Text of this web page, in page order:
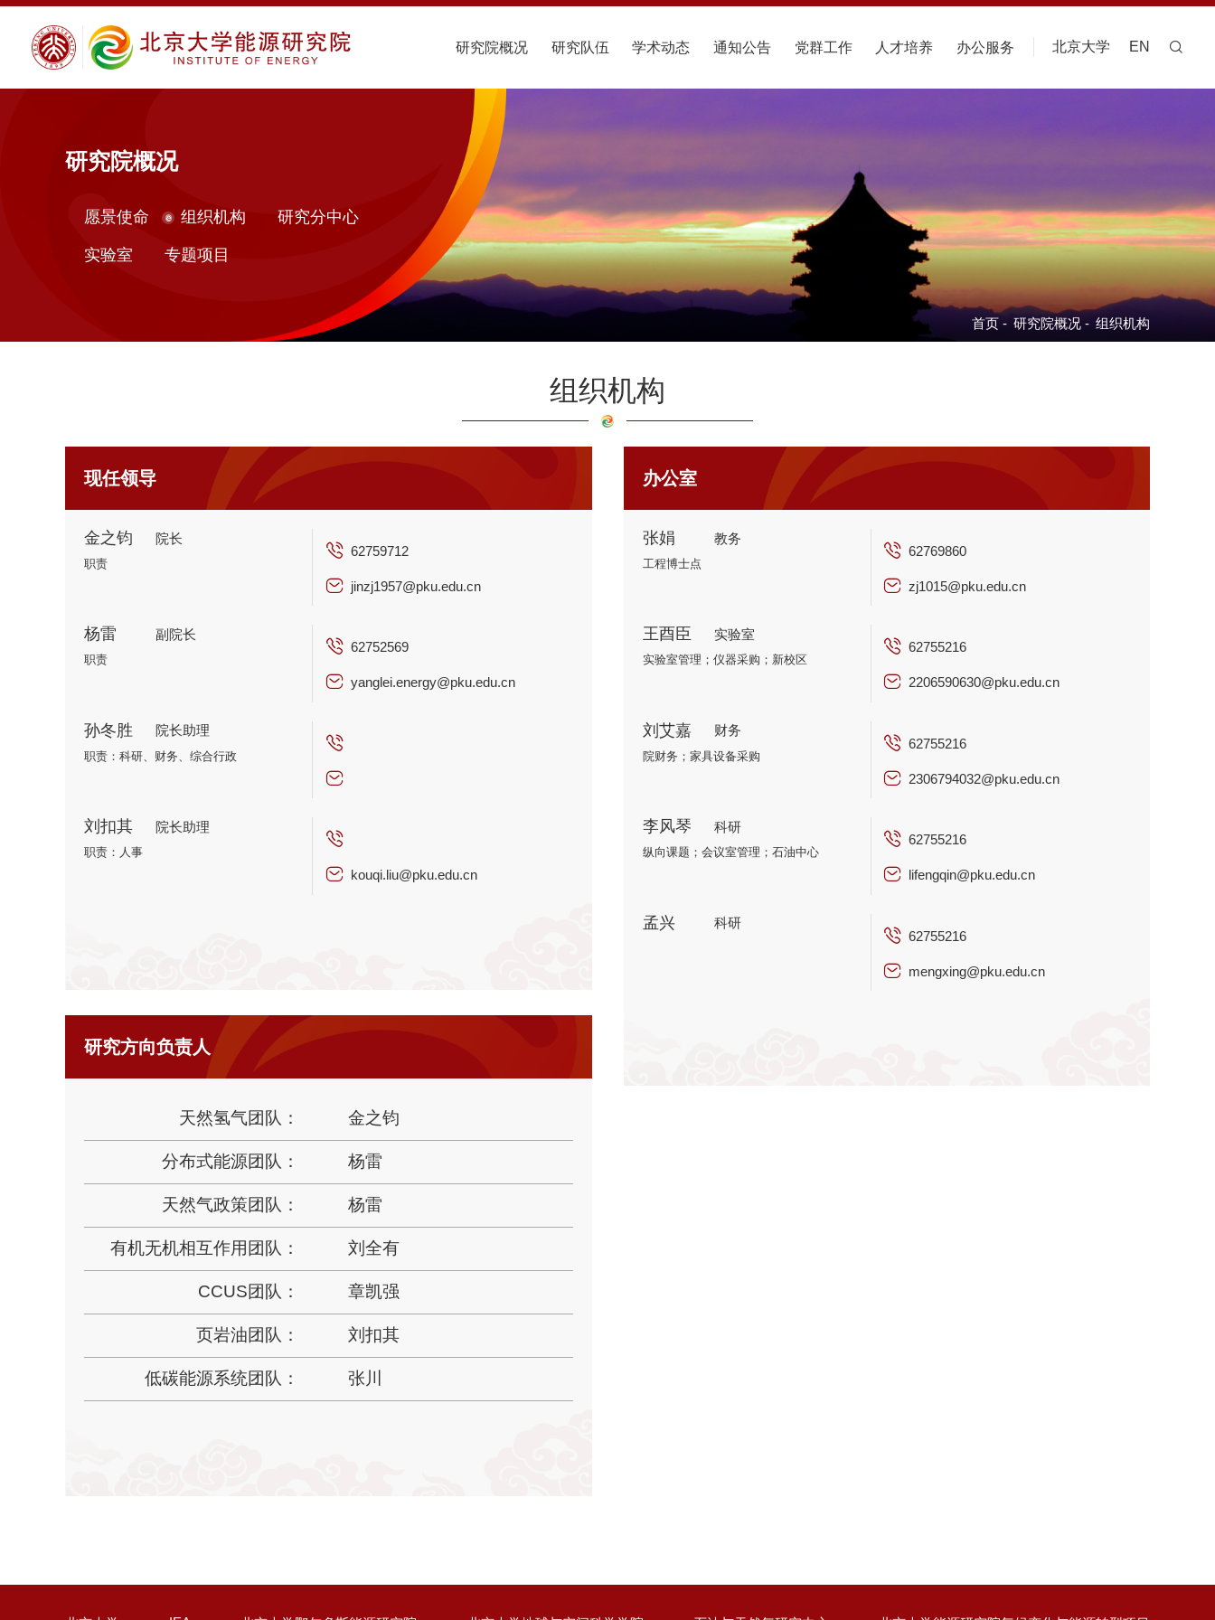
研究院概况 研究队伍 学术动态 通知公告 党群工作 人才培养 办公服务 北京大学 EN
首页 - 研究院概况 - 组织机构
研究院概况
愿景使命 组织机构 研究分中心
实验室 专题项目
组织机构
现任领导
金之钧 院长
职责
62759712
jinzj1957@pku.edu.cn
杨雷 副院长
职责
62752569
yanglei.energy@pku.edu.cn
孙冬胜 院长助理
职责：科研、财务、综合行政
刘扣其 院长助理
职责：人事
kouqi.liu@pku.edu.cn
研究方向负责人
天然氢气团队： 金之钧
分布式能源团队： 杨雷
天然气政策团队： 杨雷
有机无机相互作用团队： 刘全有
CCUS团队： 章凯强
页岩油团队： 刘扣其
低碳能源系统团队： 张川
办公室
张娟 教务
工程博士点
62769860
zj1015@pku.edu.cn
王酉臣 实验室
实验室管理；仪器采购；新校区
62755216
2206590630@pku.edu.cn
刘艾嘉 财务
院财务；家具设备采购
​62755216
2306794032@pku.edu.cn
李风琴 科研
纵向课题；会议室管理；石油中心
62755216
lifengqin@pku.edu.cn
孟兴
科研
​62755216
mengxing@pku.edu.cn